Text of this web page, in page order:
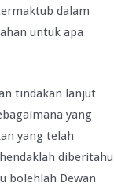
dalam
untuk apa
tindakan lanjut
yang
yang telah
diberitahu
bolehlah Dewan